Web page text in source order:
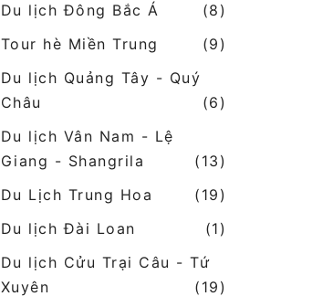
Du lịch Đông Bắc Á
(8)
Tour hè Miền Trung
(9)
Du lịch Quảng Tây - Quý
Châu
(6)
Du lịch Vân Nam - Lệ
Giang - Shangrila
(13)
Du Lịch Trung Hoa
(19)
Du lịch Đài Loan
(1)
Du lịch Cửu Trại Câu - Tứ
Xuyên
(19)